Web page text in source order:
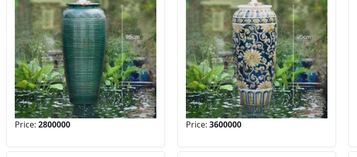
Price: 2800000 Price: 3600000